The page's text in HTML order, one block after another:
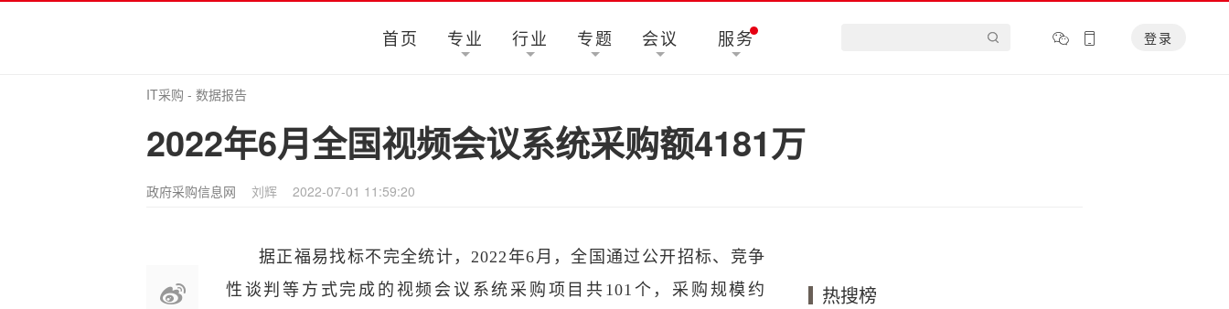
首页 专业 行业 专题 会议 服务 登录
IT采购 - 数据报告
2022年6月全国视频会议系统采购额4181万
政府采购信息网 刘辉 2022-07-01 11:59:20
据正福易找标不完全统计，2022年6月，全国通过公开招标、竞争
性谈判等方式完成的视频会议系统采购项目共101个，采购规模约
热搜榜